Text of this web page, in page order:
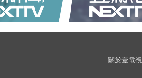
關於壹電視